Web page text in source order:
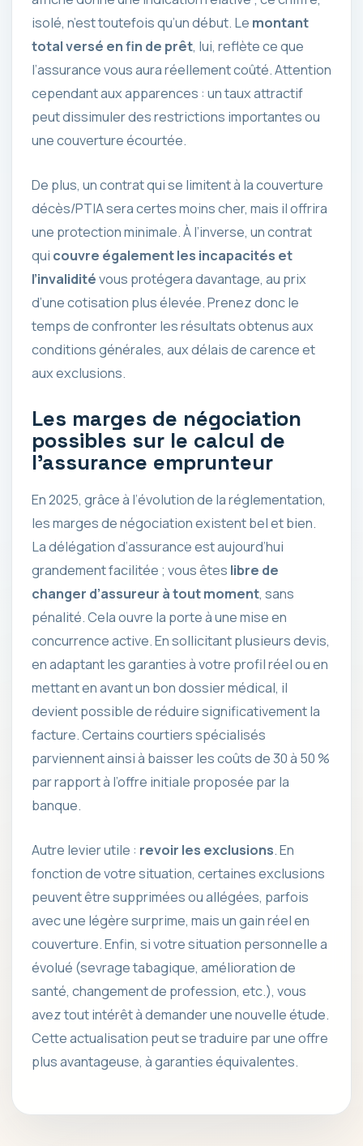
isolé, n’est toutefois qu’un début. Le montant
total versé en fin de prêt, lui, reflète ce que
l’assurance vous aura réellement coûté. Attention
cependant aux apparences : un taux attractif
peut dissimuler des restrictions importantes ou
une couverture écourtée.
De plus, un contrat qui se limitent à la couverture
décès/PTIA sera certes moins cher, mais il offrira
une protection minimale. À l’inverse, un contrat
qui couvre également les incapacités et
l’invaliditévous protégera davantage, au prix
d’une cotisation plus élevée. Prenez donc le
temps de confronter les résultats obtenus aux
conditions générales, aux délais de carence et
aux exclusions.
Les marges de négociation
possibles sur le calcul de
l’assurance emprunteur
En 2025, grâce à l’évolution de la réglementation,
les marges de négociation existent bel et bien.
La délégation d’assurance est aujourd’hui
grandement facilitée ; vous êtes libre de
changer d’assureur à tout moment, sans
pénalité. Cela ouvre la porte à une mise en
concurrence active. En sollicitant plusieurs devis,
en adaptant les garanties à votre profil réel ou en
mettant en avant un bon dossier médical, il
devient possible de réduire significativement la
facture. Certains courtiers spécialisés
parviennent ainsi à baisser les coûts de 30 à 50 %
par rapport à l’offre initiale proposée par la
banque.
Autre levier utile : revoir les exclusions. En
fonction de votre situation, certaines exclusions
peuvent être supprimées ou allégées, parfois
avec une légère surprime, mais un gain réel en
couverture. Enfin, si votre situation personnelle a
évolué (sevrage tabagique, amélioration de
santé, changement de profession, etc.), vous
avez tout intérêt à demander une nouvelle étude.
Cette actualisation peut se traduire par une offre
plus avantageuse, à garanties équivalentes.